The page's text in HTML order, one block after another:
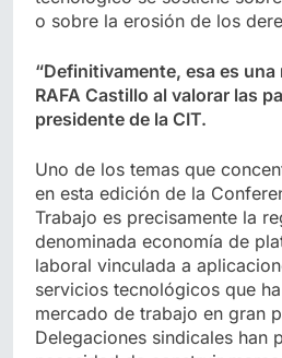
o sobre la erosión de los
“Definitivamente, esa es una
RAFA Castillo al valorar las
presidente de la CIT.
Uno de los temas que
en esta edición de la
Trabajo es precisamente la
denominada economía de
laboral vinculada a
servicios tecnológicos que
mercado de trabajo en gran
Delegaciones sindicales han